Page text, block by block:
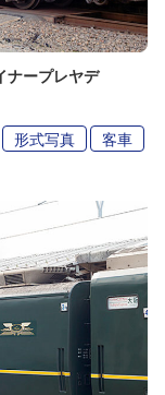
ナープレヤデ
形式写真 客車